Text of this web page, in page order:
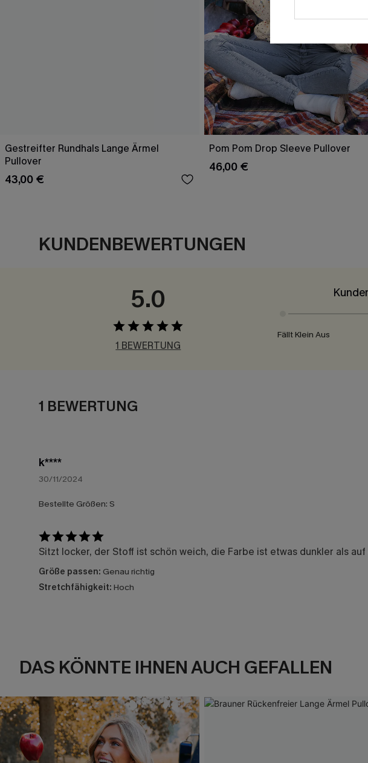
Gestreifter Rundhals Lange Ärmel
Pullover
43,00 €
Pom Pom Drop Sleeve Pullover
46,00 €
KUNDENBEWERTUNGEN
5.0
1 BEWERTUNG
Fällt Klein Aus
1 BEWERTUNG
k****
30/11/2024
Bestellte Größen: S
Sitzt locker, der Stoff ist schön weich, die Farbe ist etwas dunkler als
Größe passen: Genau richtig
Stretchfähigkeit: Hoch
DAS KÖNNTE IHNEN AUCH GEFALLEN